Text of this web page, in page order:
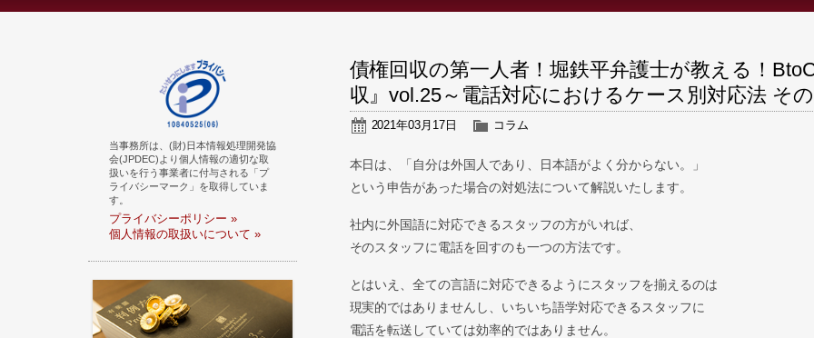
債権回収の第一人者！堀鉄平弁護士が教える！
収』vol.25～電話対応におけるケース別対応法 そ
2021年03月17日 コラム
本日は、「自分は外国人であり、日本語がよく分からない。」
という申告があった場合の対処法について解説いたします。
社内に外国語に対応できるスタッフの方がいれば、
そのスタッフに電話を回すのも一つの方法です。
とはいえ、全ての言語に対応できるようにスタッフを揃えるのは
現実的ではありませんし、いちいち語学対応できるスタッフに
電話を転送していては効率的ではありません。
当事務所は、(財)日本情報処理開発協
会(JPDEC)より個人情報の適切な取
扱いを行う事業者に付与される「プ
ライバシーマーク」を取得していま
す。
プライバシーポリシー »
個人情報の取扱いについて »